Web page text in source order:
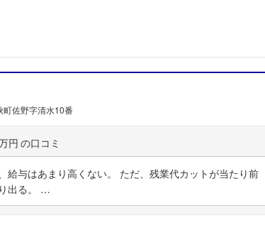
町佐野字清水10番
円
給与はあまり高くない。 ただ、残業代カットが当たり前
出る。 …